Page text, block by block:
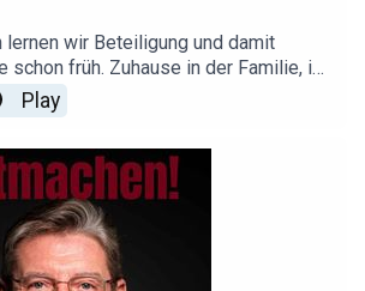
lernen wir Beteiligung und damit
schon früh. Zuhause in der Familie, im
der Kita und in der Schule. All diese
sind für Kinder, Eltern und Lehrende
und Praxisumfeld für
Handeln. Wie Beteiligung an
klären wir in dieser Folge!
Play